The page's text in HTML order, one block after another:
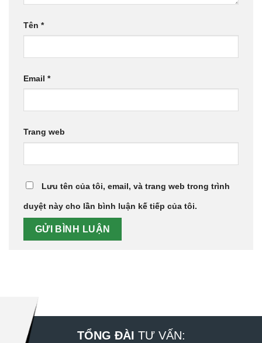
Tên *
Email *
Trang web
Lưu tên của tôi, email, và trang web trong trình
duyệt này cho lần bình luận kế tiếp của tôi.
TỔNG ĐÀI TƯ VẤN: